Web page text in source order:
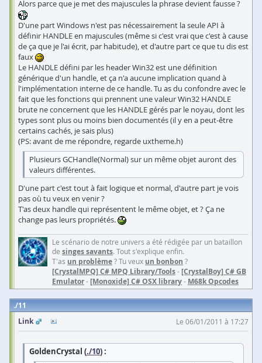
Alors parce que je met des majuscules la phrase devient fausse ?
D'une part Windows n'est pas nécessairement la seule API à
définir HANDLE en majuscules (même si c'est vrai que c'est à cause
de ça que je l'ai écrit, par habitude), et d'autre part ce que tu dis est
faux
Le HANDLE défini par les header Win32 est une définition
générique d'un handle, et ça n'a aucune implication quand à
l'implémentation interne de ce handle. Tu as du confondre avec le
fait que les fonctions qui prennent une valeur Win32 HANDLE
brute ne concernent que les HANDLE gérés par le noyau, dont les
types sont plus ou moins bien documentés (il y en a peut-être
certains cachés, je sais plus)
(PS: avant de me répondre, regarde uxtheme.h)
Plusieurs GCHandle(Normal) sur un même objet auront des
valeurs différentes.
D'une part c'est tout à fait logique et normal, d'autre part je vois
pas où tu veux en venir ?
T'as deux handle qui représentent le même objet, et ? Ça ne
change pas leurs propriétés.
Le scénario de notre univers a été rédigée par un bataillon
de singes savants. Tout s'explique enfin.
T'as un problème? Tu veux un bonbon ?
[CrystalMPQ] C# MPQ Library/Tools- [CrystalBoy] C# GB
Emulator- [Monoxide] C# OSX library- M68k Opcodes
11
Link
Le 06/01/2011 à 17:27
GoldenCrystal (./10) :